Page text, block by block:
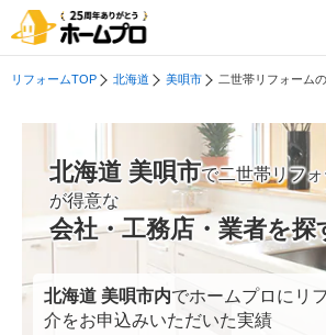
リフォームTOP 北海道 美唄市 二世帯リフォーム
北海道 美唄市で二世帯リフ
が得意な
会社・工務店・業者を探
北海道 美唄市内でホームプロにリ
介をお申込みいただいた実績